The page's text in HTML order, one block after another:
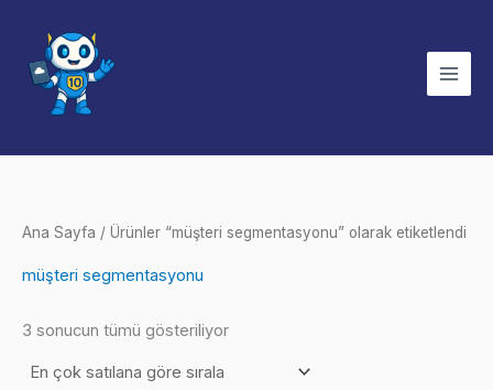
Ana Sayfa / Ürünler “müşteri segmentasyonu” olarak etiketlendi
müşteri segmentasyonu
3 sonucun tümü gösteriliyorPopülerliğe